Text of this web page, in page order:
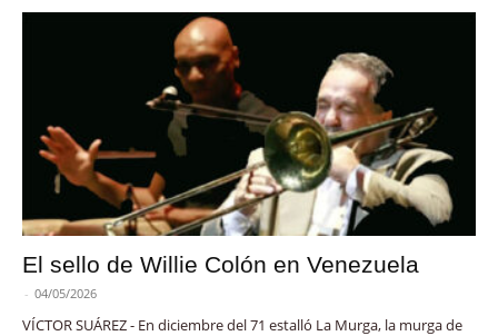
El sello de Willie Colón en Venezuela
- 04/05/2026
VÍCTOR SUÁREZ - En diciembre del 71 estalló La Murga, la murga de